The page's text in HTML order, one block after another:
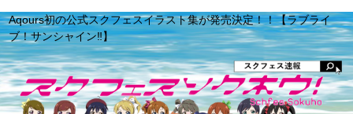
Aqours初の公式スクフェスイラスト集が発売決定！！【ラブライ
ブ！サンシャイン‼︎】